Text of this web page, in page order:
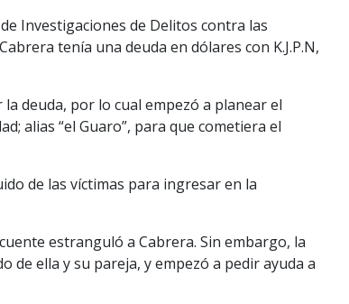
Investigaciones de Delitos contra las
tenía una deuda en dólares con K.J.P.N,
deuda, por lo cual empezó a planear el
alias “el Guaro”, para que cometiera el
de las víctimas para ingresar en la
estranguló a Cabrera. Sin embargo, la
de ella y su pareja, y empezó a pedir ayuda a